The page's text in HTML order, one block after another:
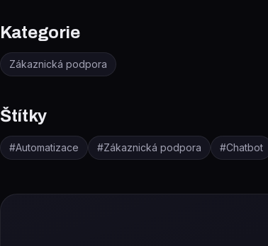
Kategorie
Zákaznická podpora
Štítky
#Automatizace #Zákaznická podpora #Chatbot